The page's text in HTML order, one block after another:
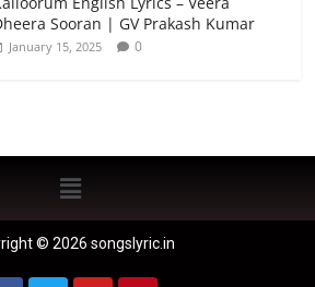
Sooran | GV Prakash Kumar
January 15, 2025 0
© 2026 songslyric.in